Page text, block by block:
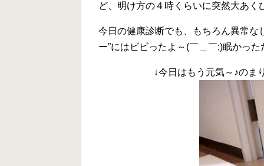
ど、明け方の４時くらいに突然大あ
今日の健康診断でも、もちろん異常な
ー”にはビビったよ～(￣＿￣;)眠かっ
↓今日はもう元気～♪の